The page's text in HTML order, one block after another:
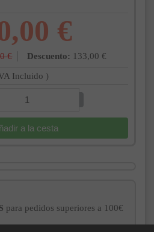
€
€ Descuento: 133,00 €
Incluido )
a la cesta
para pedidos superiores a 100€